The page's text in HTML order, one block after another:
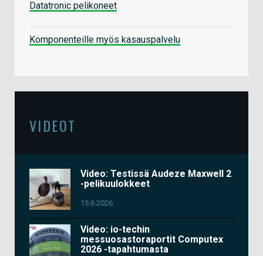
Datatronic pelikoneet
Komponenteille myös kasauspalvelu
VIDEOT
Video: Testissä Audeze Maxwell 2
-pelikuulokkeet
15.6.2026
Video: io-techin
messuosastoraportit Computex
2026 -tapahtumasta